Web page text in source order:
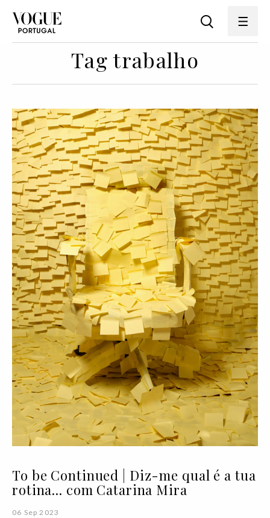
Tag trabalho
To be Continued | Diz-me qual é a tua
rotina... com Catarina Mira
06 Sep 2023